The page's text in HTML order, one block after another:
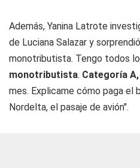
Además, Yanina Latrote
de Luciana Salazar y
monotributista. Tengo todos
monotributista. Categoría A,
mes. Explicame cómo paga el
Nordelta, el pasaje de avión".